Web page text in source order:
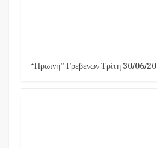
“Πρωινή” Γρεβενών Τρίτη 30/06/20